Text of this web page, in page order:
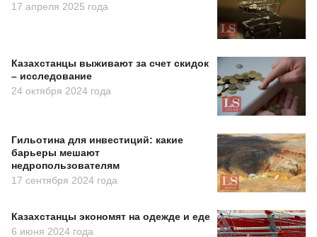
17 апреля 2025 года
Казахстанцы выживают за счет скидок
– исследование
24 октября 2024 года
Гильотина для инвестиций: какие
барьеры мешают
недропользователям
17 сентября 2024 года
Казахстанцы экономят на одежде и еде
6 июня 2024 года